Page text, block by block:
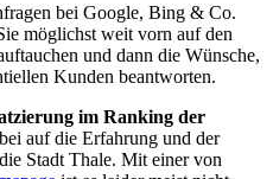
bei Google, Bing & Co.
möglichst weit vorn auf den
und dann die Wünsche,
Kunden beantworten.
im Ranking der
auf die Erfahrung und der
Stadt Thale. Mit einer von